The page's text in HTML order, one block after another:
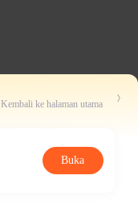
Kembali ke halaman utama
Buka